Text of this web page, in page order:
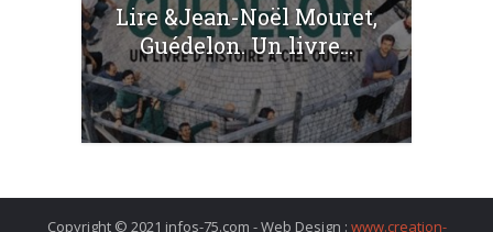
Lire &Jean-Noël Mouret,
Guédelon. Un livre...
Copyright © 2021 infos-75.com - Web Design : www.creation-